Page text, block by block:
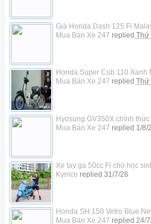
Giá Honda Dash 125 Fi
Mua Bán Xe 247 replied Thứ
Honda Super Cub 110 Xanh
Mua Bán Xe 247 replied Thứ
Hyosung GV350X chính
Mua Bán Xe 247 replied 1/8/
Xe tay ga 50cc Fi cho học
Kymco replied 31/7/26
Honda SH 150 Vetro Blue
Mua Bán Xe 247 replied 24/